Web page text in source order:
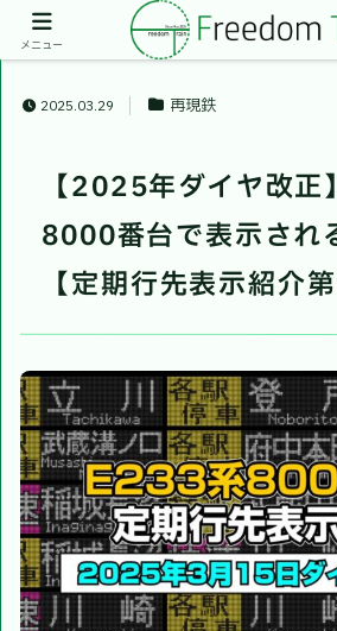
2025.03.29 再現鉄
【2025年ダイヤ改
8000番台で表示され
【定期行先表示紹介
メニュー